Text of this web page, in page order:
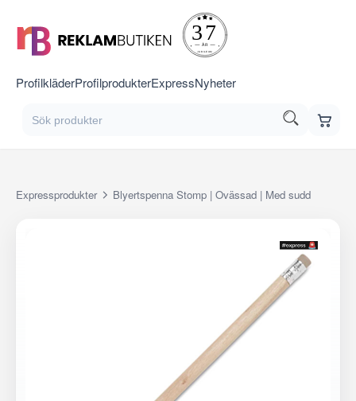
ProfilkläderProfilprodukterExpressNyheter
Expressprodukter Blyertspenna Stomp | Ovässad | Med sudd